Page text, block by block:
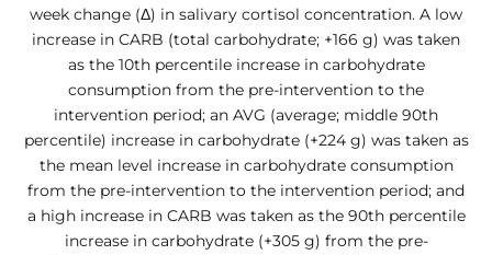
week change (Δ) in salivary cortisol concentration. A low
increase in CARB (total carbohydrate; +166 g) was taken
as the 10th percentile increase in carbohydrate
consumption from the pre-intervention to the
intervention period; an AVG (average; middle 90th
percentile) increase in carbohydrate (+224 g) was taken as
the mean level increase in carbohydrate consumption
from the pre-intervention to the intervention period; and
a high increase in CARB was taken as the 90th percentile
increase in carbohydrate (+305 g) from the pre-